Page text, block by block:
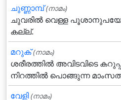
ചുണ്ണാമ്പ് (നാമം)
ചുവരില്‍ വെള്ള
കല്ല്.
മറുക്‌ (നാമം)
ശരീരത്തില്‍ അവിടവിടെ
നിറത്തില്‍ പൊങ്ങുന്ന
വേളി (നാമം)